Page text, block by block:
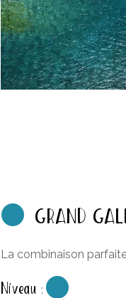
GRAND
La combinaison
Niveau :